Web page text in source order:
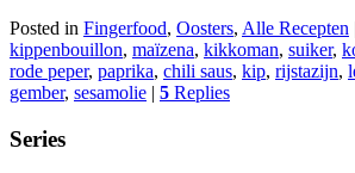
Posted in Fingerfood, Oosters, Alle Recepten
kippenbouillon, maïzena, kikkoman, suiker,
rode peper, paprika, chili saus, kip, rijstazijn,
gember, sesamolie | 5 Replies
Series